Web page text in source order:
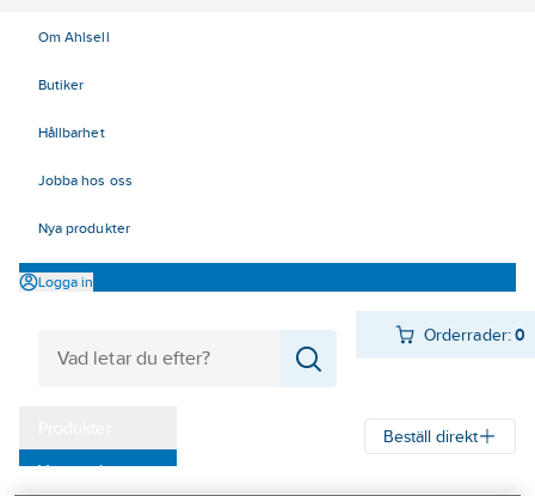
Om Ahlsell
Butiker
Hållbarhet
Jobba hos oss
Nya produkter
Logga in
Orderrader:0
Varumärken
Beställ direkt